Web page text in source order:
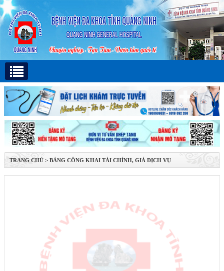
TRANG CHỦ > BẢNG CÔNG KHAI TÀI CHÍNH, GIÁ DỊCH VỤ